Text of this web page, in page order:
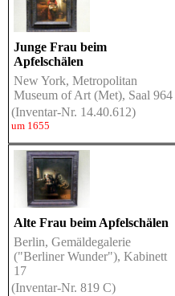
Junge Frau beim
Apfelschälen
New York, Metropolitan
Museum of Art (Met), Saal 964
(Inventar-Nr. 14.40.612)
um 1655
Alte Frau beim Apfelschälen
Berlin, Gemäldegalerie
("Berliner Wunder"), Kabinett
17
(Inventar-Nr. 819 C)